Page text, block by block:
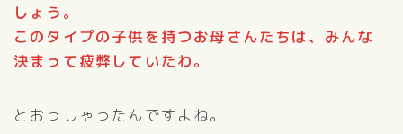
しょう。
このタイプの子供を持つお母さんたちは、みんな
決まって疲弊していたわ。
とおっしゃったんですよね。